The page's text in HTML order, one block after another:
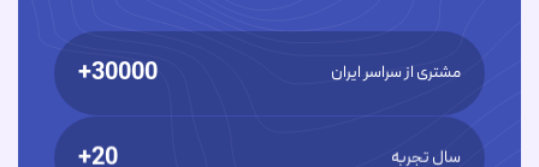
مشتری از سراسر ایران 30000+
سال تجربه 20+